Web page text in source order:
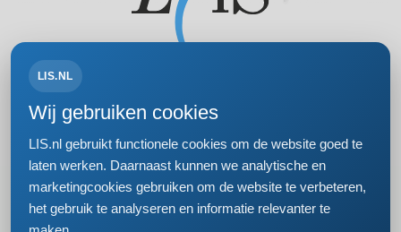
Volg ons op:
Bezoek- en postadres
Einsteinweg 61
LIS.NL
Wij gebruiken cookies
LIS.nl gebruikt functionele cookies om de website goed te
laten werken. Daarnaast kunnen we analytische en
marketingcookies gebruiken om de website te verbeteren,
het gebruik te analyseren en informatie relevanter te